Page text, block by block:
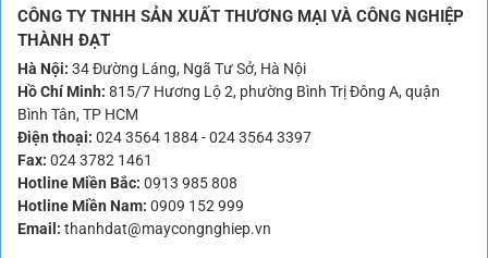
CÔNG TY TNHH SẢN XUẤT THƯƠNG MẠI VÀ CÔNG NGHIỆP
THÀNH ĐẠT
Hà Nội: 34 Đường Láng, Ngã Tư Sở, Hà Nội
Hồ Chí Minh: 815/7 Hương Lộ 2, phường Bình Trị Đông A, quận
Bình Tân, TP HCM
Điện thoại: 024 3564 1884-024 3564 3397
Fax: 024 3782 1461
Hotline Miền Bắc: 0913 985 808
Hotline Miền Nam: 0909 152 999
Email: thanhdat@maycongnghiep.vn